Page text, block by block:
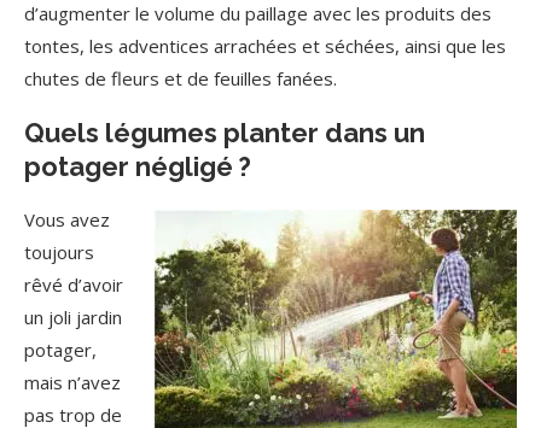
d’augmenter le volume du paillage avec les produits des
tontes, les adventices arrachées et séchées, ainsi que les
chutes de fleurs et de feuilles fanées.
Quels légumes planter dans un
potager négligé ?
Vous avez
toujours
rêvé d’avoir
un joli jardin
potager,
mais n’avez
pas trop de